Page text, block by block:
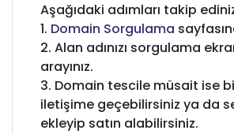
Aşağıdaki adımları takip
1. Domain Sorgulama
2. Alan adınızı sorgulama
arayınız.
3. Domain tescile müsait ise
iletişime geçebilirsiniz ya da
ekleyip satın alabilirsiniz.